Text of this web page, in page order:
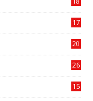
17
20
26
15